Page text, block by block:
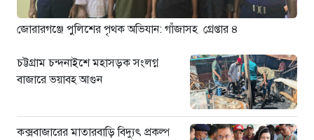
মাধবপুরে সংসদ সদস্যকে নিয়ে
ফেসবুকে অপপ্রচার দুই আইডির বিরুদ্ধে
২২ ঘণ্টা আগে
জোরারগঞ্জে পুলিশের পৃথক অভিযান: গাঁজাসহ গ্রেপ্তার ৪
চট্টগ্রাম চন্দনাইশে মহাসড়ক সংলগ্ন
বাজারে ভয়াবহ আগুন
কক্সবাজারের মাতারবাড়ি বিদ্যুৎ প্রকল্প